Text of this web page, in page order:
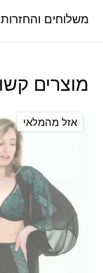
משלוחים והחזרות
מוצרים
אזל מהמלאי